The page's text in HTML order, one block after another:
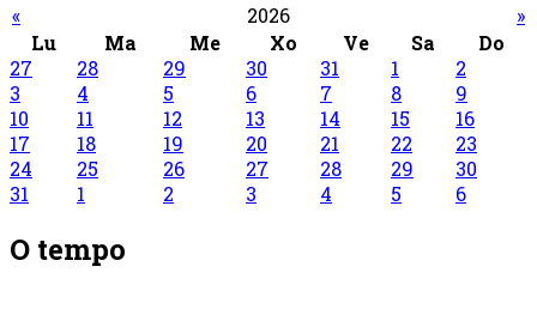
« 2026
»
Lu
Ma Me Xo Ve Sa
Do
27
28 29 30 31 1
2
3
4 5 6 7 8
9
10
11 12 13 14 15
16
17
18 19 20 21 22
23
24
25 26 27 28 29
30
31
1 2 3 4 5 6
O tempo